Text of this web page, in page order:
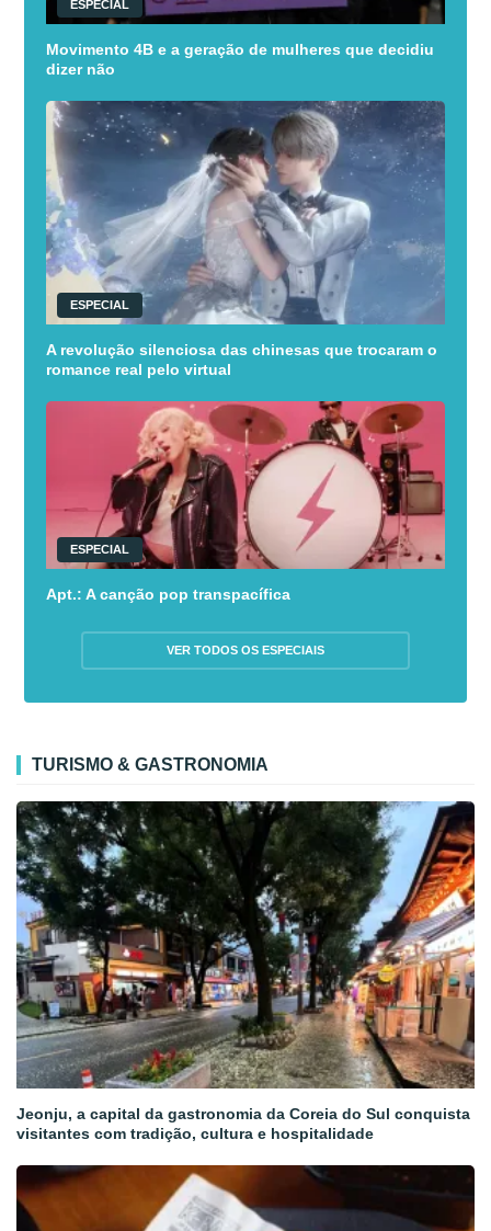
ESPECIAL
Movimento 4B e a geração de mulheres que decidiu
dizer não
ESPECIAL
A revolução silenciosa das chinesas que trocaram o
romance real pelo virtual
ESPECIAL
Apt.: A canção pop transpacífica
VER TODOS OS ESPECIAIS
TURISMO & GASTRONOMIA
Jeonju, a capital da gastronomia da Coreia do Sul conquista
visitantes com tradição, cultura e hospitalidade